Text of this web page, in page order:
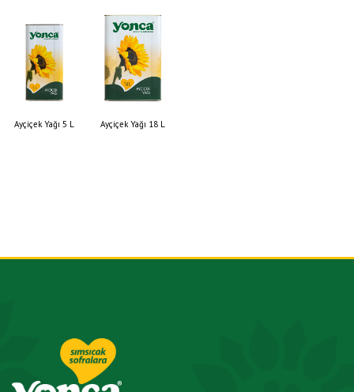
Ayçiçek Yağı 5 L Ayçiçek Yağı 18 L